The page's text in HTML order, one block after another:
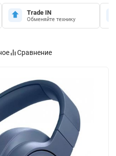
Trade IN
Обменяйте технику
Сравнение